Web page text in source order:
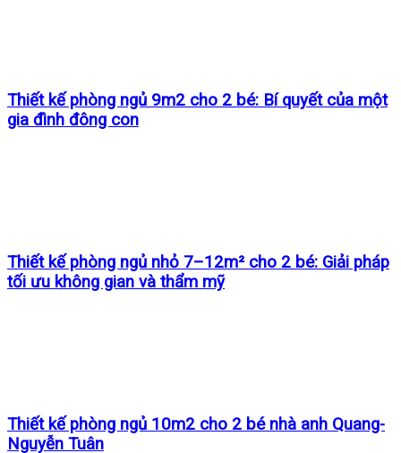
Thiết kế phòng ngủ 9m2 cho 2 bé: Bí quyết của một
gia đình đông con
Thiết kế phòng ngủ nhỏ 7–12m² cho 2 bé: Giải pháp
tối ưu không gian và thẩm mỹ
Thiết kế phòng ngủ 10m2 cho 2 bé nhà anh Quang-
Nguyễn Tuân